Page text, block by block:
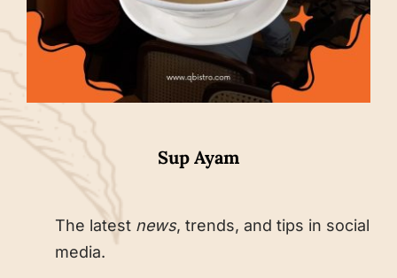
The latest news, trends, and tips in social
media.
Sup Ayam